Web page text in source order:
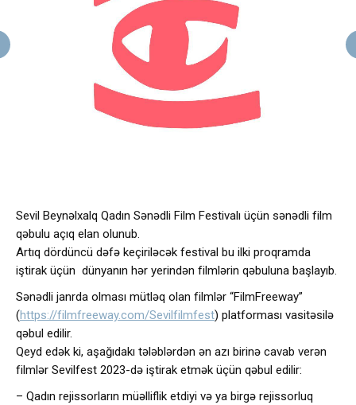
Sevil Beynəlxalq Qadın Sənədli Film Festivalı üçün sənədli film
qəbulu açıq elan olunub.
Artıq dördüncü dəfə keçiriləcək festival bu ilki proqramda
iştirak üçün dünyanın hər yerindən filmlərin qəbuluna başlayıb.
Sənədli janrda olması mütləq olan filmlər “FilmFreeway”
(https://filmfreeway.com/Sevilfilmfest) platforması vasitəsilə
qəbul edilir.
Qeyd edək ki, aşağıdakı tələblərdən ən azı birinə cavab verən
filmlər Sevilfest 2023-də iştirak etmək üçün qəbul edilir:
– Qadın rejissorların müəlliflik etdiyi və ya birgə rejissorluq